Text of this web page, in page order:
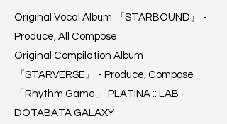
Original Vocal Album 『STARBOUND』 -
Produce, All Compose
Original Compilation Album
『STARVERSE』 - Produce, Compose
「Rhythm Game」 PLATINA :: LAB -
DOTABATA GALAXY